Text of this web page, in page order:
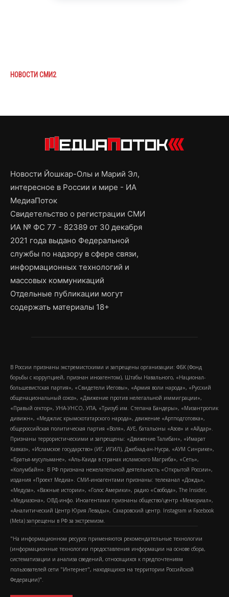
НОВОСТИ СМИ2
Новости Йошкар-Олы и Марий Эл,
интересное в России и мире - ИА
МедиаПоток
Свидетельство о регистрации СМИ
ИА № ФС 77 - 82389 от 30 декабря
2021 года выдано Федеральной
службы по надзору в сфере связи,
информационных технологий и
массовых коммуникаций
Отдельные публикации могут
содержать материалы 18+
В России признаны экстремистскими и запрещены организации: ФБК (Фонд
борьбы с коррупцией, признан иноагентом), Штабы Навального, «Национал-
большевистская партия», «Свидетели Иеговы», «Армия воли народа», «Русский
общенациональный союз», «Движение против нелегальной иммиграции»,
«Правый сектор», УНА-УНСО, УПА, «Тризуб им. Степана Бандеры», «Мизантропик
дивижн», «Меджлис крымскотатарского народа», движение «Артподготовка»,
общероссийская политическая партия «Воля», АУЕ, батальоны «Азов» и «Айдар».
Признаны террористическими и запрещены: «Движение Талибан», «Имарат
Кавказ», «Исламское государство» (ИГ, ИГИЛ), Джебхад-ан-Нусра, «АУМ Синрике»,
«Братья-мусульмане», «Аль-Каида в странах исламского Магриба», «Сеть»,
«Колумбайн». В РФ признана нежелательной деятельность «Открытой России»,
издания «Проект Медиа». СМИ-иноагентами признаны: телеканал «Дождь»,
«Медуза», «Важные истории», «Голос Америки», радио «Свобода», The Insider,
«Медиазона», ОВД-инфо. Иноагентами признаны общество/центр «Мемориал»,
«Аналитический Центр Юрия Левады», Сахаровский центр. Instagram и Facebook
(Metа) запрещены в РФ за экстремизм.
"На информационном ресурсе применяются рекомендательные технологии
(информационные технологии предоставления информации на основе сбора,
систематизации и анализа сведений, относящихся к предпочтениям
пользователей сети "Интернет", находящихся на территории Российской
Федерации)".